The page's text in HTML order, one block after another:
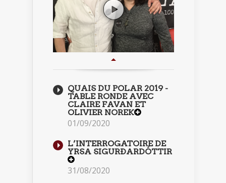
QUAIS DU POLAR 2019 -
TABLE RONDE AVEC
CLAIRE FAVAN ET
OLIVIER NOREK
01/09/2020
L’INTERROGATOIRE DE
YRSA SIGURÐARDÓTTIR
31/08/2020